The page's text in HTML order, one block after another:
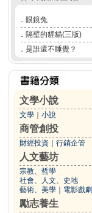
． 眼鏡兔
． 隔壁的貍貓(三版)
． 是誰還不睡覺？
文學小說
文學 小說
商管創投
財經投資 行銷企管
人文藝坊
宗教、哲學
社會、人文、史地
藝術、美學
電影戲劇
勵志養生